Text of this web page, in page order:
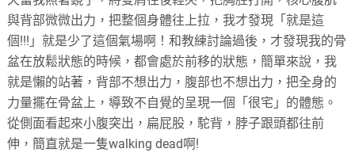
與背部微微出力，把整個身體往上拉，我才發現「就是這
個!!!」就是少了這個氣場啊！和教練討論過後，才發現我的骨
盆在放鬆狀態的時候，都會處於前移的狀態，簡單來說，我
就是懶的站著，背部不想出力，腹部也不想出力，把全身的
力量擺在骨盆上，導致不自覺的呈現一個「很宅」的體態。
從側面看起來小腹突出，扁屁股，駝背，脖子跟頭都往前
伸，簡直就是一隻walking dead啊!